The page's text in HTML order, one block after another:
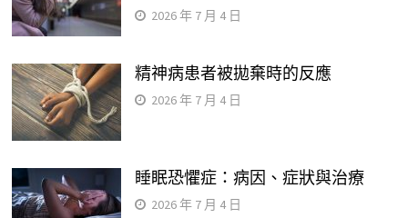
2026 年 7 月 4 日
精神病患者被拋棄時的反應
2026 年 7 月 4 日
睡眠恐懼症：病因、症狀與治療
2026 年 7 月 4 日